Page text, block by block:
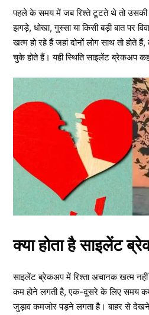
पहले के समय में जब रिश्ते टूटते थे तो
झगड़े, धोखा, गुस्सा या किसी बड़ी बात पर
खत्म हो रहे हैं जहां दोनों लोग साथ तो
चुके होते हैं। यही स्थिति साइलेंट ब्रेकअप
क्या होता है साइलेंट
साइलेंट ब्रेकअप में रिश्ता अचानक खत्म नहीं
कम होने लगती है, एक-दूसरे के लिए समय कम
जुड़ाव कमजोर पड़ने लगता है। बाहर से देखने